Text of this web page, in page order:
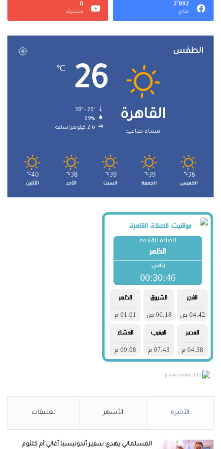
2٬892
متابع
0
مشترك
الطقس
القاهرة
سماء صافية
26
℃
69%
2.6 كيلومتر/ساعة
38
℃
الخميس
39
℃
الجمعة
39
℃
السبت
38
℃
الأحد
40
℃
الأثنين
prayer-times.info
الأخيرة الأشهر تعليقات
المسلماني يهدي سفير أندونيسيا أغاني أم كلثوم